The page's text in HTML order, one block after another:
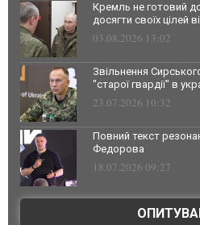
Кремль не готовий
досягти своїх цілей
03.08.2026 13:02
Звільнення
"старої гвардії" в
23.07.2026 10:32
Повний текст
Федорова
18.07.2026 09:27